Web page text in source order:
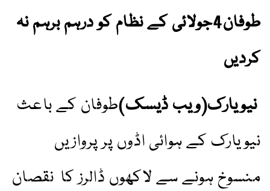
طوفان4جولائی کے نظام کو درہم برہم نہ
کردیں
نیویارک(ویب ڈیسک)طوفان کے باعث
نیویارک کے ہوائی اڈوں پر پروازیں
منسوخ ہونے سے لاکھوں ڈالرز کا نقصان